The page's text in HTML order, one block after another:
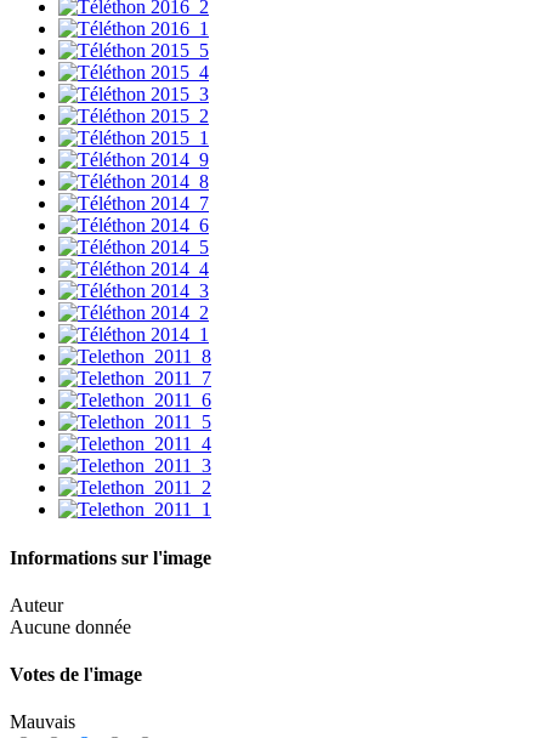
Informations sur l'image
Auteur
Aucune donnée
Votes de l'image
Mauvais